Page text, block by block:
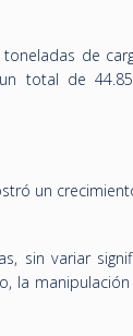
de
total de
un
sin variar
la